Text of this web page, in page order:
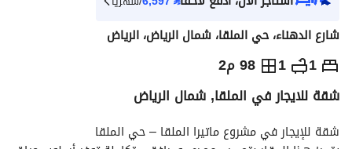
شارع الدهناء، حي الملقا، شمال الرياض، الرياض
1
1 98 م2 ⃁
73,990سنوياً
الإعلان الاماكن القريبة
شقة للايجار في الملقا, شمال الرياض
شقة للإيجار في مشروع ماتيرا الملقا – حي الملقا